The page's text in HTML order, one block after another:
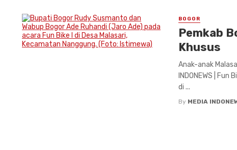
BOGOR
Pemkab
Khusus
Anak-anak
INDONEWS |
di ...
By MEDIA